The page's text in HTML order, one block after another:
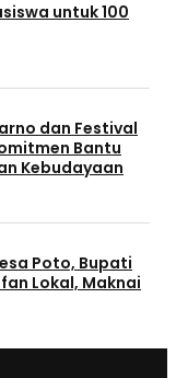
untuk 100
dan Festival
Bantu
Kebudayaan
Poto, Bupati
Lokal, Maknai